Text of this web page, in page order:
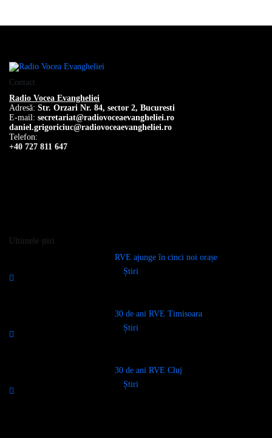
Contact
Radio Vocea Evangheliei
Adresă: Str. Orzari Nr. 84, sector 2, Bucuresti
E-mail: secretariat@radiovoceaevangheliei.ro
daniel.grigoriciuc@radiovoceaevangheliei.ro
Telefon:
+40 727 811 647
Ultimele știri
RVE ajunge în cinci noi orașe
Știri
30 de ani RVE Timisoara
Știri
30 de ani RVE Cluj
Știri